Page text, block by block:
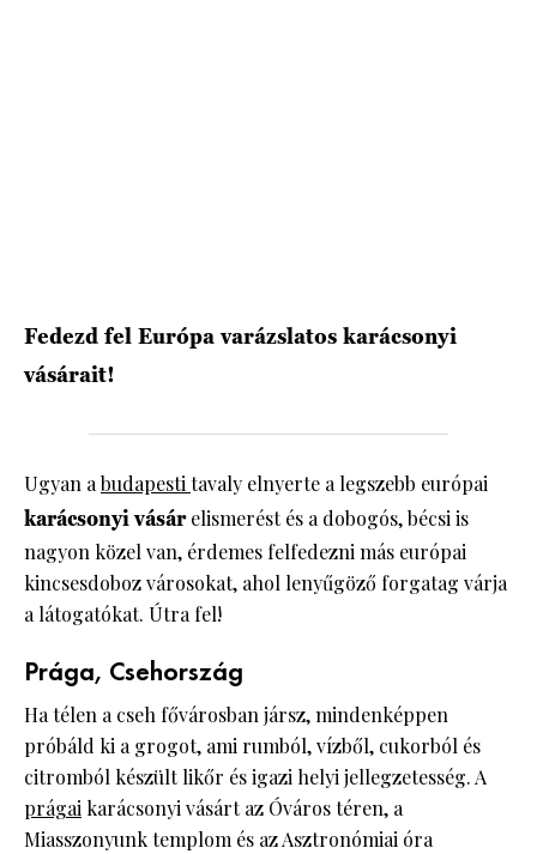
Fedezd fel Európa varázslatos karácsonyi
vásárait!
Ugyan abudapestitavaly elnyerte a legszebb európai
karácsonyi vásárelismerést és a dobogós, bécsi is
nagyon közel van, érdemes felfedezni más európai
kincsesdoboz városokat, ahol lenyűgöző forgatag várja
a látogatókat. Útra fel!
Prága, Csehország
Ha télen a cseh fővárosban jársz, mindenképpen
próbáld ki a grogot, ami rumból, vízből, cukorból és
citromból készült likőr és igazi helyi jellegzetesség. A
prágai karácsonyi vásárt az Óváros téren, a
Miasszonyunk templom és az Asztronómiai óra